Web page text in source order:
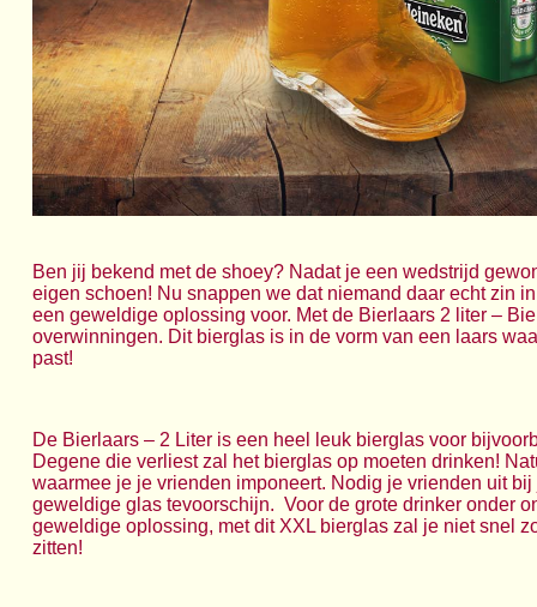
Ben jij bekend met de shoey? Nadat je een wedstrijd
eigen schoen! Nu snappen we dat niemand daar echt zin
een geweldige oplossing voor. Met de Bierlaars 2 liter –
overwinningen. Dit bierglas is in de vorm van een laars
past!
De Bierlaars – 2 Liter is een heel leuk bierglas voor
Degene die verliest zal het bierglas op moeten drinken!
waarmee je je vrienden imponeert. Nodig je vrienden uit
geweldige glas tevoorschijn. Voor de grote drinker onder
geweldige oplossing, met dit XXL bierglas zal je niet snel
zitten!